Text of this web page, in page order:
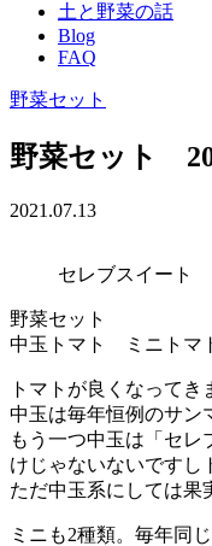
土と野菜の話
Blog
FAQ
野菜セット
野菜セット
2021.07.13
セレブスイート
野菜セット
中玉トマト ミニト
トマトが良くなって
中玉は毎年恒例のサン
もう一つ中玉は「セ
けじゃないないですし
ただ中玉系にしては果
ミニも2種類。毎年同